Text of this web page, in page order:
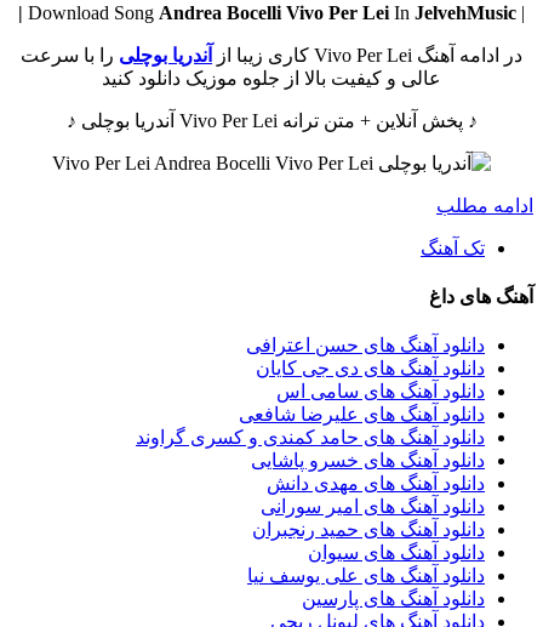
| Download Song
Andrea Bocelli Vivo Per Lei In JelvehMusic |
در ادامه آهنگ Vivo Per Lei کاری زیبا از آندریا بوچلی را با سرعت
عالی و کیفیت بالا از جلوه موزیک دانلود کنید
♪ پخش آنلاین + متن ترانه Vivo Per Lei آندریا بوچلی ♪
ادامه مطلب
تک آهنگ
آهنگ های داغ
دانلود آهنگ های حسن اعترافی
دانلود آهنگ های دی جی کایان
دانلود آهنگ های سامی اس
دانلود آهنگ های علیرضا شافعی
دانلود آهنگ های حامد کمندی و کسری گراوند
دانلود آهنگ های خسرو پاشایی
دانلود آهنگ های مهدی دانش
دانلود آهنگ های امیر سورانی
دانلود آهنگ های حمید رنجبران
دانلود آهنگ های سیوان
دانلود آهنگ های علی یوسف نیا
دانلود آهنگ های پارسین
دانلود آهنگ های لیونل ریچی